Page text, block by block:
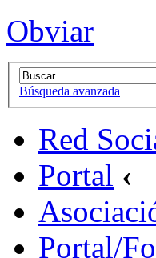
Obviar
Búsqueda avanzada
Red
Portal ‹
Portal/